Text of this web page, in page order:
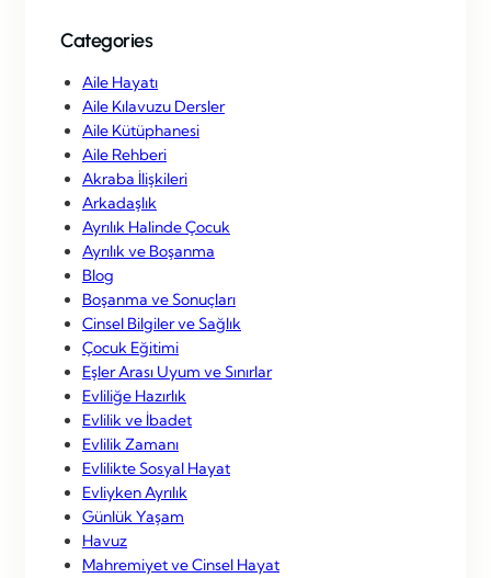
Categories
Aile Hayatı
Aile Kılavuzu Dersler
Aile Kütüphanesi
Aile Rehberi
Akraba İlişkileri
Arkadaşlık
Ayrılık Halinde Çocuk
Ayrılık ve Boşanma
Blog
Boşanma ve Sonuçları
Cinsel Bilgiler ve Sağlık
Çocuk Eğitimi
Eşler Arası Uyum ve Sınırlar
Evliliğe Hazırlık
Evlilik ve İbadet
Evlilik Zamanı
Evlilikte Sosyal Hayat
Evliyken Ayrılık
Günlük Yaşam
Havuz
Mahremiyet ve Cinsel Hayat